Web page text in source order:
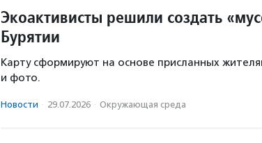
Экоактивисты решили создать
Бурятии
Карту сформируют на основе присланных
и фото.
Новости · 29.07.2026 · Окружающая среда